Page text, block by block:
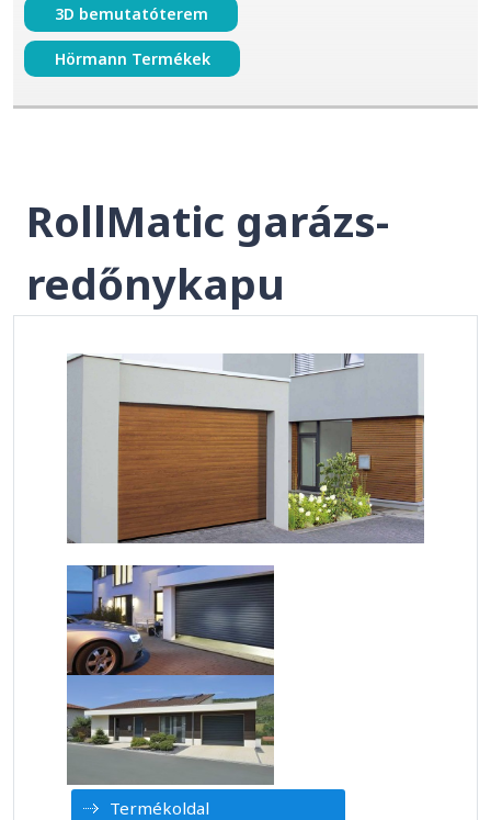
3D bemutatóterem
Hörmann Termékek
RollMatic garázs-
redőnykapu
Termékoldal